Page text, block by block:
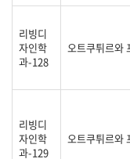
리빙디
자인학
과-128
오트쿠튀르와
리빙디
자인학
과-129
오트쿠튀르와